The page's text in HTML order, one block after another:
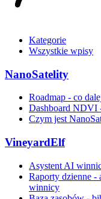
Kategorie
Wszystkie wpisy
NanoSatelity
Roadmap - co
Dashboard NDVI
Czym jest
VineyardElf
Asystent AI
Raporty dzienne -
winnicy